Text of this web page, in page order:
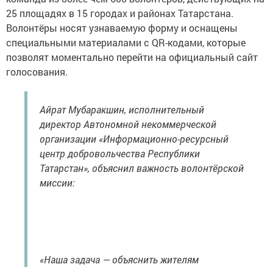
25 площадях в 15 городах и районах Татарстана.
Волонтёры носят узнаваемую форму и оснащены
специальными материалами с QR-кодами, которые
позволят моментально перейти на официальный сайт
голосования.
Айрат Мубаракшин, исполнительный
директор Автономной некоммерческой
организации «Информационно-ресурсный
центр добровольчества Республики
Татарстан», объяснил важность волонтёрской
миссии:
«Наша задача — объяснить жителям